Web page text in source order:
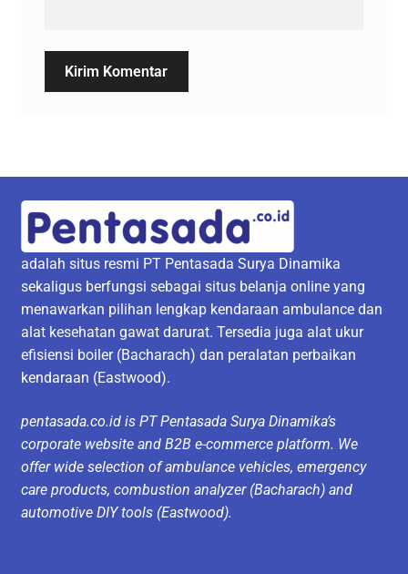
adalah situs resmi PT Pentasada Surya Dinamika
sekaligus berfungsi sebagai situs belanja online yang
menawarkan pilihan lengkap kendaraan ambulance dan
alat kesehatan gawat darurat. Tersedia juga alat ukur
efisiensi boiler (Bacharach) dan peralatan perbaikan
kendaraan (Eastwood).
pentasada.co.id is PT Pentasada Surya Dinamika’s
corporate website and B2B e-commerce platform. We
offer wide selection of ambulance vehicles, emergency
care products, combustion analyzer (Bacharach) and
automotive DIY tools (Eastwood).